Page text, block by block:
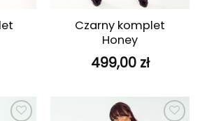
Czarny komplet
Honey
499,00 zł